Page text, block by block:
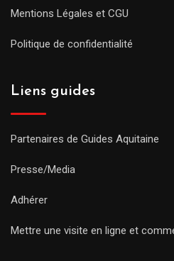
Mentions Légales et CGU
Politique de confidentialité
Liens guides
Partenaires de Guides Aquitaine
Presse/Media
Adhérer
Mettre une visite en ligne et